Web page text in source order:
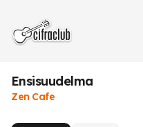
Ensisuudelma
Zen Cafe